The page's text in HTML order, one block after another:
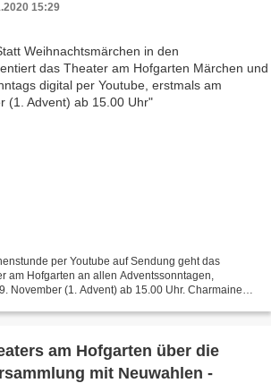
(1. Advent) ab 15.00 Uhr
15:29
per Youtube auf Sendung geht das
am Hofgarten an allen Adventssonntagen,
November (1. Advent) ab 15.00 Uhr. Charmaine
am Hofgarten über die
mit Neuwahlen -